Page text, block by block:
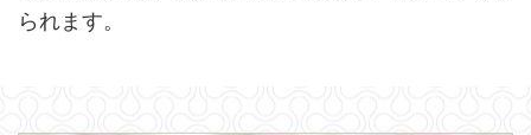
られます。